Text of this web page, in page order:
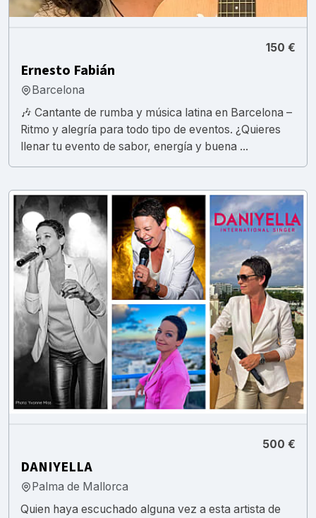
150 €
Ernesto Fabián
Barcelona
🎶 Cantante de rumba y música latina en Barcelona –
Ritmo y alegría para todo tipo de eventos. ¿Quieres
llenar tu evento de sabor, energía y buena ...
500 €
DANIYELLA
Palma de Mallorca
Quien haya escuchado alguna vez a esta artista de